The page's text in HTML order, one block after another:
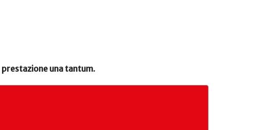
prestazione una tantum.